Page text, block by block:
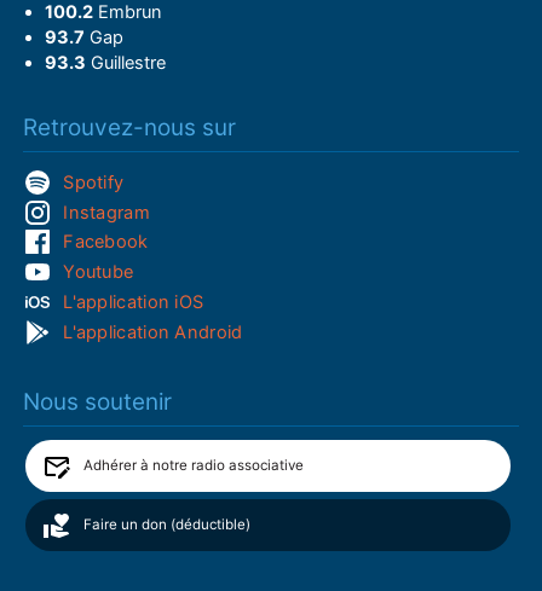
100.2Embrun
93.7 Gap
93.3 Guillestre
Retrouvez-nous sur
Spotify
Instagram
Facebook
Youtube
L'application iOS
L'application Android
Nous soutenir
Adhérer à notre radio associative
Faire un don (déductible)